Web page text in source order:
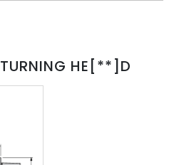
HE[**]D